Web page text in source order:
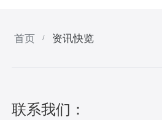
首页 / 资讯快览
联系我们：